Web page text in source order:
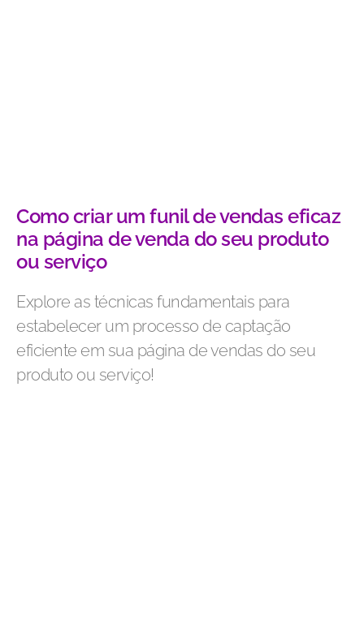
Como criar um funil de vendas eficaz
na página de venda do seu produto
ou serviço
Explore as técnicas fundamentais para
estabelecer um processo de captação
eficiente em sua página de vendas do seu
produto ou serviço!